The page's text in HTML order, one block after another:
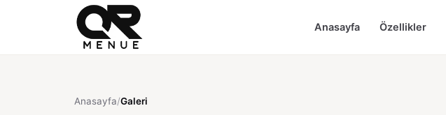
Anasayfa Özellikler
Anasayfa/Galeri